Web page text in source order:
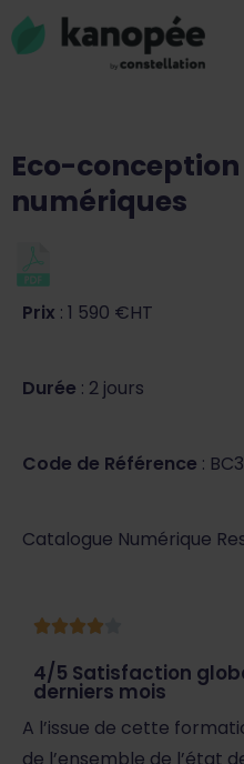
Eco-
numériques
Prix : 1 590 €HT
Durée : 2 jours
Code de Référence :
Catalogue Numérique
4/5 Satisfaction
derniers mois
A l’issue de cette